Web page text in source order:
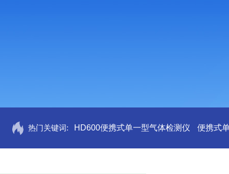
热门关键词: HD600便携式单一型气体检测仪 便携式